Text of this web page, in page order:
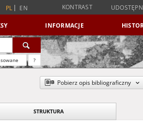
PL EN KONTRAST
INFORMACJE
?
Pobierz opis bibliograficzny
STRUKTURA